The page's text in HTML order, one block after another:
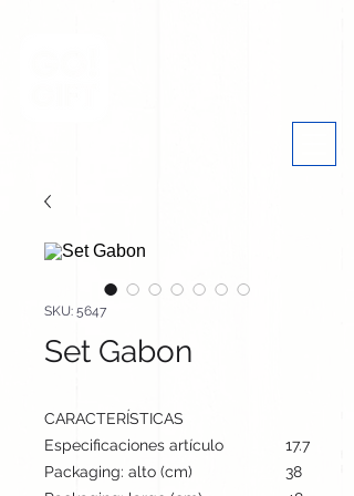
SKU: 5647
Set Gabon
CARACTERÍSTICAS
Especificaciones artículo
17.7 cm
Packaging: alto (cm)
38